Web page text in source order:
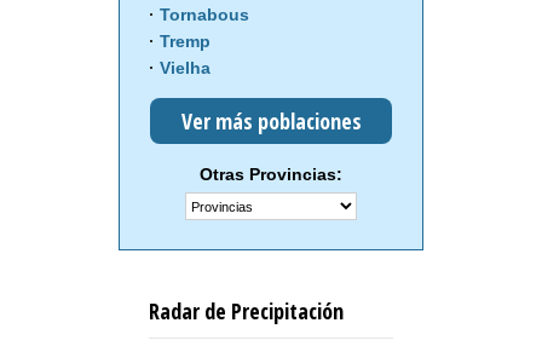
Tornabous
Tremp
Vielha
Ver más poblaciones
Otras Provincias:
Radar de Precipitación